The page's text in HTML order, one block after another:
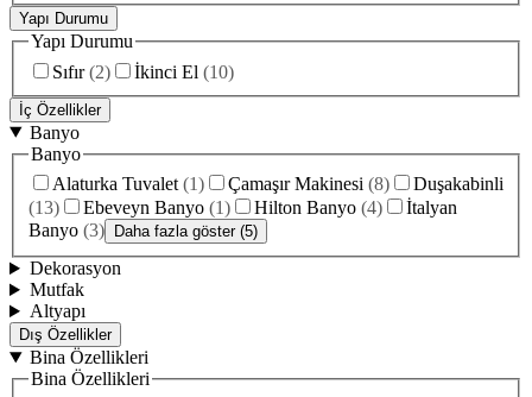
Yapı Durumu
Yapı Durumu
Sıfır (2) İkinci El (10)
İç Özellikler
Banyo
Banyo
Alaturka Tuvalet (1) Çamaşır Makinesi (8)
Duşakabinli
(13) Ebeveyn Banyo (1) Hilton Banyo (4)
İtalyan
Banyo (3) Daha fazla göster (5)
Dekorasyon
Mutfak
Altyapı
Dış Özellikler
Bina Özellikleri
Bina Özellikleri